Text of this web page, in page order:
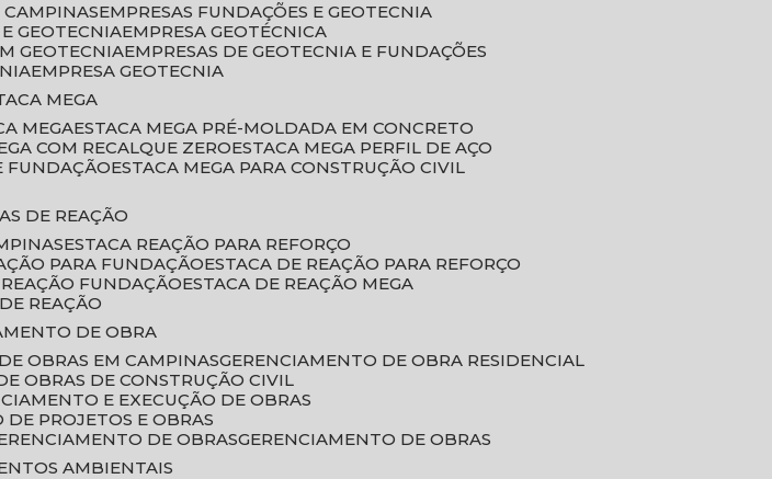
CAMPINAS
EMPRESAS FUNDAÇÕES E GEOTECNIA
GEOTECNIA EMPRESA GEOTÉCNICA
GEOTECNIA EMPRESAS DE GEOTECNIA E FUNDAÇÕES
EMPRESA GEOTECNIA
MEGA
MEGA ESTACA MEGA PRÉ-MOLDADA EM CONCRETO
COM RECALQUE ZERO
ESTACA MEGA PERFIL DE AÇO
FUNDAÇÃO
ESTACA MEGA PARA CONSTRUÇÃO CIVIL
DE REAÇÃO
ESTACA REAÇÃO PARA REFORÇO
PARA FUNDAÇÃO
ESTACA DE REAÇÃO PARA REFORÇO
REAÇÃO FUNDAÇÃO
ESTACA DE REAÇÃO MEGA
DE REAÇÃO
DE OBRA
OBRAS EM CAMPINAS
GERENCIAMENTO DE OBRA RESIDENCIAL
OBRAS DE CONSTRUÇÃO CIVIL
E EXECUÇÃO DE OBRAS
DE PROJETOS E OBRAS
DE OBRAS
GERENCIAMENTO DE OBRAS
AMBIENTAIS